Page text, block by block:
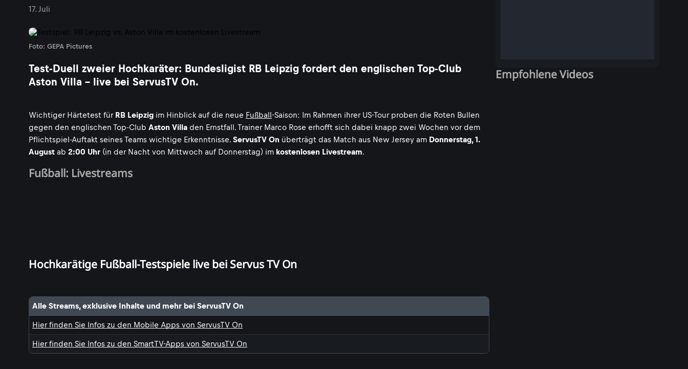
17. Juli
Foto: GEPA Pictures
Test-Duell zweier Hochkaräter: Bundesligist RB Leipzig fordert den englischen Top-Club
Aston Villa - live bei ServusTV On.
Wichtiger Härtetest für RB Leipzig im Hinblick auf die neue Fußball-Saison: Im Rahmen ihrer US-Tour proben die Roten Bullen
gegen den englischen Top-Club Aston Villa den Ernstfall. Trainer Marco Rose erhofft sich dabei knapp zwei Wochen vor dem
Pflichtspiel-Auftakt seines Teams wichtige Erkenntnisse. ServusTV On überträgt das Match aus New Jersey am Donnerstag, 1.
August ab 2:00 Uhr (in der Nacht von Mittwoch auf Donnerstag) im kostenlosen Livestream.
Fußball: Livestreams
Hochkarätige Fußball-Testspiele live bei Servus TV On
Alle Streams, exklusive Inhalte und mehr bei ServusTV On
Hier finden Sie Infos zu den Mobile Apps von ServusTV On
Hier finden Sie Infos zu den SmartTV-Apps von ServusTV On
Empfohlene Videos